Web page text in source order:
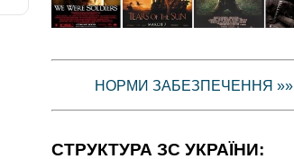
НОРМИ ЗАБЕЗПЕЧЕННЯ »»
СТРУКТУРА ЗС УКРАЇНИ: